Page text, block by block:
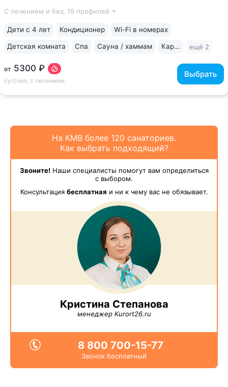
«Каштан». Теплые переходы между основным и лечебным
С лечением и без, 19 профилей
от 5300 ₽
сут/чел, с лечением
Выбрать
Дети с 4 лет Кондиционер Wi-Fi в номерах
Детская комната Спа Сауна / хаммам Караоке ещё 2
На КМВ более 120 санаториев.
Как выбрать подходящий?
Звоните!Наши специалисты помогут вам определиться
с выбором.
Консультация бесплатная и ни к чему вас не обязывает.
Кристина Степанова
менеджер Kurort26.ru
8 800 700-15-77
Звонок бесплатный